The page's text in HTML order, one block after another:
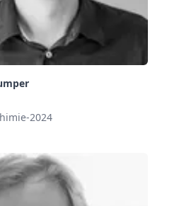
2024